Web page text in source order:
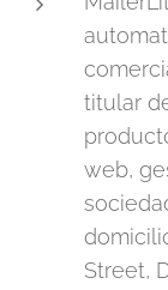
titular
web,
Street,